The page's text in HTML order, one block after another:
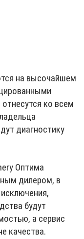
на высочайшем
ко всем
диагностику
Оптима
дилером, в
будут
а сервис
качества.